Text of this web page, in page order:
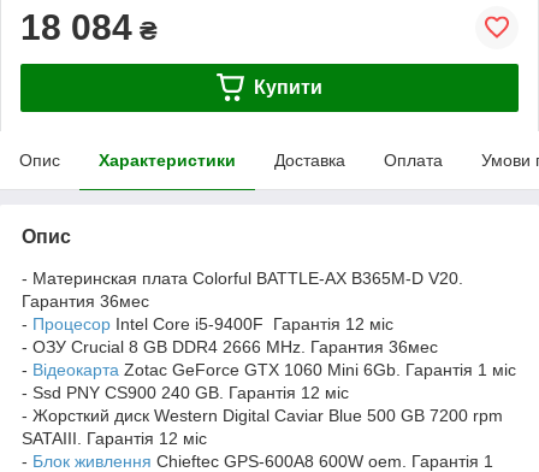
18 084 ₴
Купити
Опис Характеристики Доставка Оплата Умови
Опис
- Материнская плата Colorful BATTLE-AX B365M-D V20.
Гарантия 36мес
- Процесор Intel Core i5-9400F Гарантія 12 міс
- ОЗУ Crucial 8 GB DDR4 2666 MHz. Гарантия 36мес
- Відеокарта Zotac GeForce GTX 1060 Mini 6Gb. Гарантія 1 міс
- Ssd PNY CS900 240 GB. Гарантія 12 міс
- Жорсткий диск Western Digital Caviar Blue 500 GB 7200 rpm
SATAIII. Гарантія 12 міс
- Блок живлення Chieftec GPS-600A8 600W oem. Гарантія 1